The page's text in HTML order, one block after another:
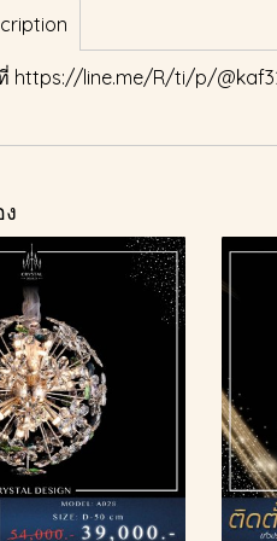
https://line.me/R/ti/p/